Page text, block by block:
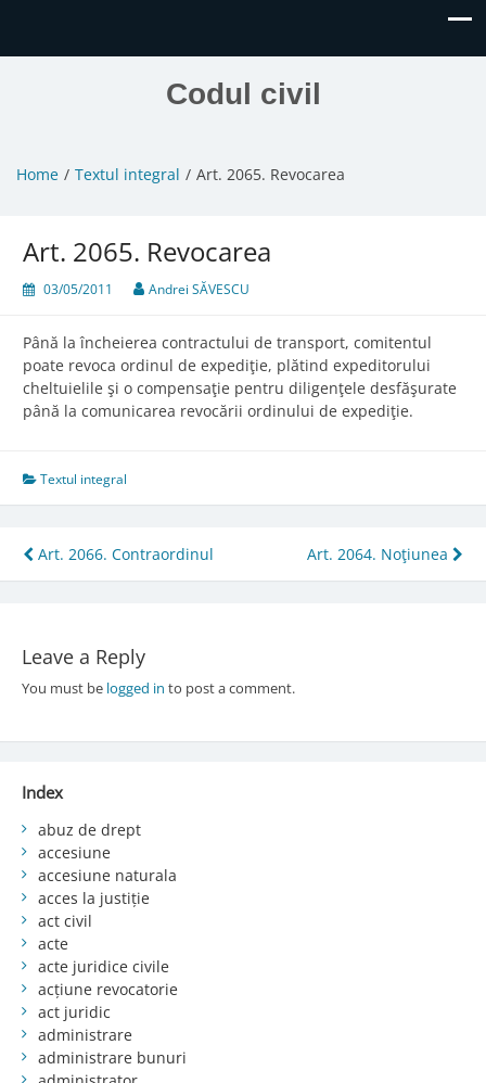
Codul civil
Home Textul integral Art. 2065. Revocarea
Art. 2065. Revocarea
03/05/2011 Andrei SĂVESCU
Până la încheierea contractului de transport, comitentul
poate revoca ordinul de expediţie, plătind expeditorului
cheltuielile şi o compensaţie pentru diligenţele desfăşurate
până la comunicarea revocării ordinului de expediţie.
Textul integral
Post
navigation
Art. 2066. Contraordinul Art. 2064. Noţiunea
Leave a Reply
You must be logged in to post a comment.
Index
abuz de drept
accesiune
accesiune naturala
acces la justiție
act civil
acte
acte juridice civile
acțiune revocatorie
act juridic
administrare
administrare bunuri